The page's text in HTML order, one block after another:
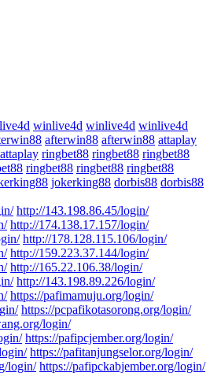
winlive4d winlive4d winlive4d
afterwin88 afterwin88 attaplay
attaplay ringbet88 ringbet88 ringbet88
ringbet88 ringbet88 ringbet88
jokerking88 dorbis88 dorbis88
http://143.198.86.45/login/
http://174.138.17.157/login/
http://178.128.115.106/login/
http://159.223.37.144/login/
http://165.22.106.38/login/
http://143.198.89.226/login/
https://pafimamuju.org/login/
https://pcpafikotasorong.org/login/
login/
https://pafipcjember.org/login/
https://pafitanjungselor.org/login/
login/ https://pafipckabjember.org/login/